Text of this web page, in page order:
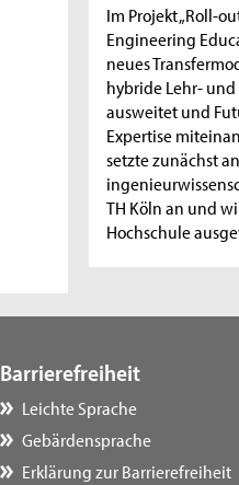
Im Projekt „Roll-
Engineering
neues
hybride Lehr- und
ausweitet und
Expertise
setzte zunächst
TH Köln an und
Hochschule
Barrierefreiheit
Leichte Sprache
Gebärdensprache
Erklärung zur Barrierefreiheit